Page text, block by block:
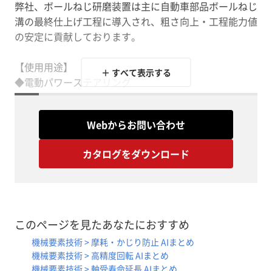
弊社、ボールねじ研磨装置は主に自動車部品ボールねじ
溝の最終仕上げ工程に導入され、粗さ向上・工程能力値
の安定に貢献しております。
【使用用途】
◆電動パワーステアリング
◆ウォームシャフト etc
＜サンシンの研磨機が選ばれる理由＞
応・提案が可能
■各種デモ機にて、導入前サンプルテストが可能
■加工のノウハウにより、最適な研磨条件のご提案も可
＋ すべて表示する
Webからお問い合わせ
カタログをダウンロード
このページを見たあなたにおすすめ
機械要素技術 > 摩耗・かじり防止 AIまとめ
機械要素技術 > 高精度回転 AIまとめ
機械要素技術 > 軸受寿命延長 AIまとめ